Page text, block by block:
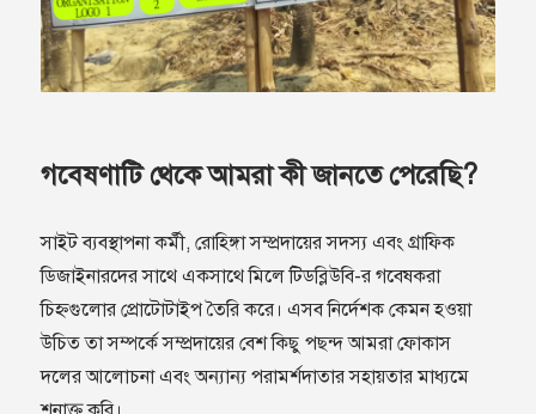
গবেষণাটি থেকে আমরা কী জানতে পেরেছি?
সাইট ব্যবস্থাপনা কর্মী, রোহিঙ্গা সম্প্রদায়ের সদস্য এবং গ্রাফিক
ডিজাইনারদের সাথে একসাথে মিলে টিডব্লিউবি-র গবেষকরা
চিহ্নগুলোর প্রোটোটাইপ তৈরি করে। এসব নির্দেশক কেমন হওয়া
উচিত তা সম্পর্কে সম্প্রদায়ের বেশ কিছু পছন্দ আমরা ফোকাস
দলের আলোচনা এবং অন্যান্য পরামর্শদাতার সহায়তার মাধ্যমে